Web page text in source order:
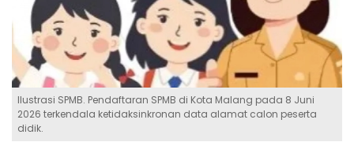
Ilustrasi SPMB. Pendaftaran SPMB di Kota Malang pada 8 Juni
2026 terkendala ketidaksinkronan data alamat calon peserta
didik.